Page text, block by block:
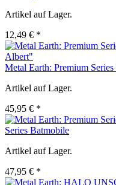
Artikel auf Lager.
12,49 € *
Metal Earth: Premium
Artikel auf Lager.
45,95 € *
Series Batmobile
Artikel auf Lager.
47,95 € *